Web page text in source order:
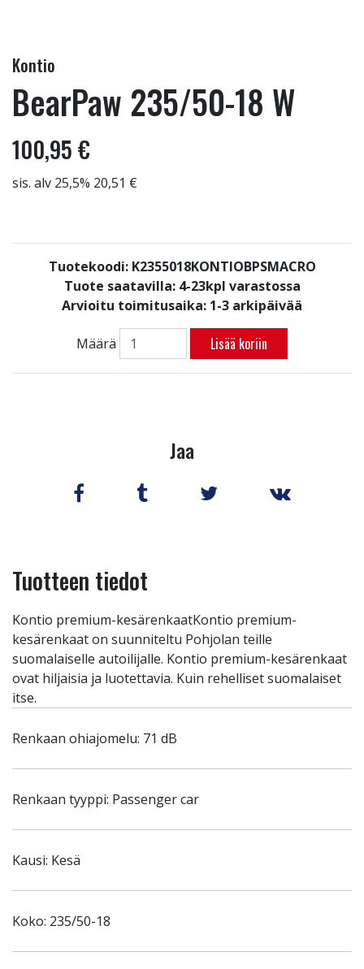
Kontio
BearPaw 235/50-18 W
100,95 €
sis. alv 25,5% 20,51 €
Tuotekoodi: K2355018KONTIOBPSMACRO
Tuote saatavilla: 4-23kpl varastossa
Arvioitu toimitusaika: 1-3 arkipäivää
Määrä Lisää koriin
Jaa
Tuotteen tiedot
Kontio premium-kesärenkaatKontio premium-
kesärenkaat on suunniteltu Pohjolan teille
suomalaiselle autoilijalle. Kontio premium-kesärenkaat
ovat hiljaisia ja luotettavia. Kuin rehelliset suomalaiset
itse.
Renkaan ohiajomelu: 71 dB
Renkaan tyyppi: Passenger car
Kausi: Kesä
Koko: 235/50-18